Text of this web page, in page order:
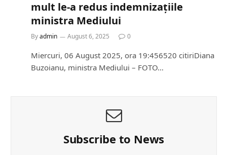
mult le-a redus indemnizațiile
ministra Mediului
Byadmin August 6, 2025 0
Miercuri, 06 August 2025, ora 19:456520 citiriDiana
Buzoianu, ministra Mediului – FOTO…
Subscribe to News